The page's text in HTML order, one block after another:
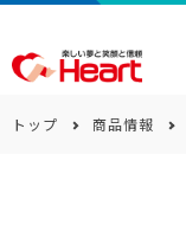
トップ 商品情報